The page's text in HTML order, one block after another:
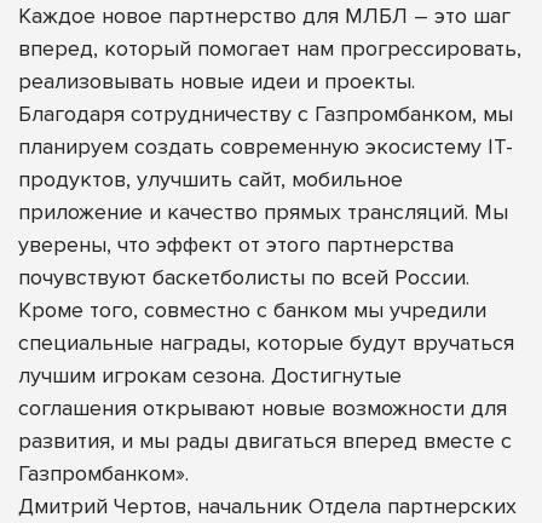
Каждое новое партнерство для МЛБЛ – это шаг
вперед, который помогает нам прогрессировать,
реализовывать новые идеи и проекты.
Благодаря сотрудничеству с Газпромбанком, мы
планируем создать современную экосистему IT-
продуктов, улучшить сайт, мобильное
приложение и качество прямых трансляций. Мы
уверены, что эффект от этого партнерства
почувствуют баскетболисты по всей России.
Кроме того, совместно с банком мы учредили
специальные награды, которые будут вручаться
лучшим игрокам сезона. Достигнутые
соглашения открывают новые возможности для
развития, и мы рады двигаться вперед вместе с
Газпромбанком».
Дмитрий Чертов, начальник Отдела партнерских